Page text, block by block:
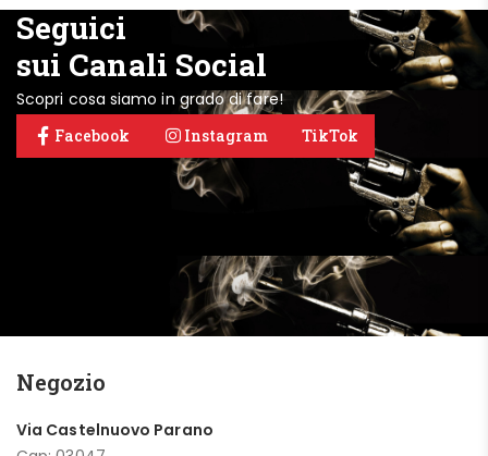
Seguici
sui Canali Social
Scopri cosa siamo in grado di fare!
Facebook Instagram TikTok
Negozio
Via Castelnuovo Parano